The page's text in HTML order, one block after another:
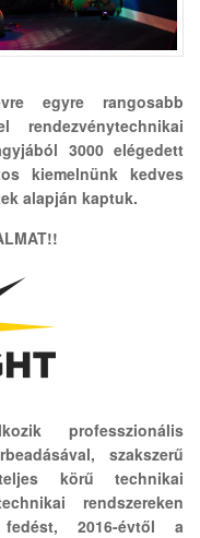
egyre rangosabb
3000 elégedett
kiemelnünk kedves
alapján kaptuk.
professzionális
szakszerű
teljes körű technikai
rendszereken
2016-évtől a